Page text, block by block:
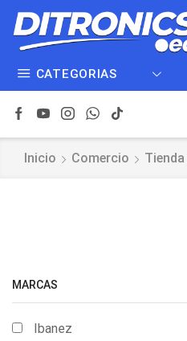
CATEGORIAS
Inicio Comercio Tienda
MARCAS
Ibanez